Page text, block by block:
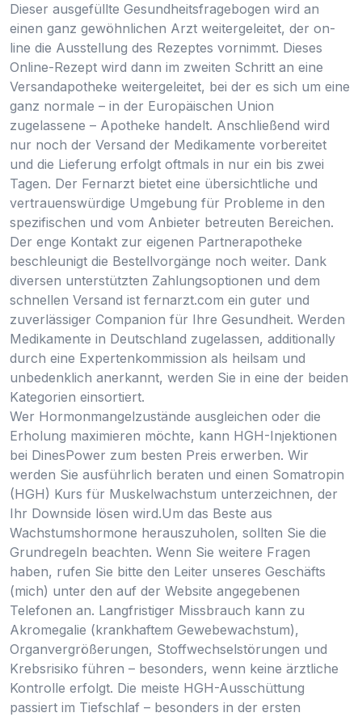
Dieser ausgefüllte Gesundheitsfragebogen wird an
einen ganz gewöhnlichen Arzt weitergeleitet, der on-
line die Ausstellung des Rezeptes vornimmt. Dieses
Online-Rezept wird dann im zweiten Schritt an eine
Versandapotheke weitergeleitet, bei der es sich um eine
ganz normale – in der Europäischen Union
zugelassene – Apotheke handelt. Anschließend wird
nur noch der Versand der Medikamente vorbereitet
und die Lieferung erfolgt oftmals in nur ein bis zwei
Tagen. Der Fernarzt bietet eine übersichtliche und
vertrauenswürdige Umgebung für Probleme in den
spezifischen und vom Anbieter betreuten Bereichen.
Der enge Kontakt zur eigenen Partnerapotheke
beschleunigt die Bestellvorgänge noch weiter. Dank
diversen unterstützten Zahlungsoptionen und dem
schnellen Versand ist fernarzt.com ein guter und
zuverlässiger Companion für Ihre Gesundheit. Werden
Medikamente in Deutschland zugelassen, additionally
durch eine Expertenkommission als heilsam und
unbedenklich anerkannt, werden Sie in eine der beiden
Kategorien einsortiert.
Wer Hormonmangelzustände ausgleichen oder die
Erholung maximieren möchte, kann HGH-Injektionen
bei DinesPower zum besten Preis erwerben. Wir
werden Sie ausführlich beraten und einen Somatropin
(HGH) Kurs für Muskelwachstum unterzeichnen, der
Ihr Downside lösen wird.Um das Beste aus
Wachstumshormone herauszuholen, sollten Sie die
Grundregeln beachten. Wenn Sie weitere Fragen
haben, rufen Sie bitte den Leiter unseres Geschäfts
(mich) unter den auf der Website angegebenen
Telefonen an. Langfristiger Missbrauch kann zu
Akromegalie (krankhaftem Gewebewachstum),
Organvergrößerungen, Stoffwechselstörungen und
Krebsrisiko führen – besonders, wenn keine ärztliche
Kontrolle erfolgt. Die meiste HGH-Ausschüttung
passiert im Tiefschlaf – besonders in der ersten